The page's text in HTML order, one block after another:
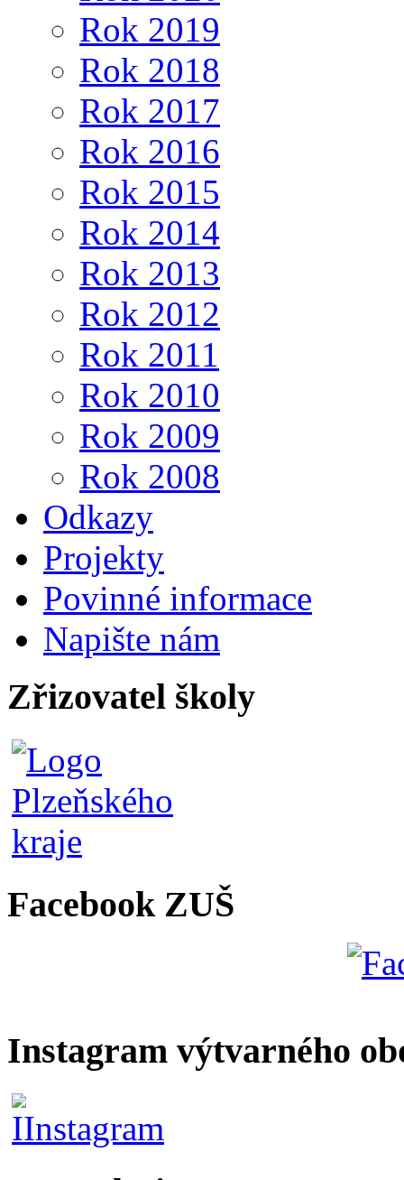
Rok 2019
Rok 2018
Rok 2017
Rok 2016
Rok 2015
Rok 2014
Rok 2013
Rok 2012
Rok 2011
Rok 2010
Rok 2009
Rok 2008
Odkazy
Projekty
Povinné informace
Napište nám
Zřizovatel školy
Facebook ZUŠ
Instagram výtvarného